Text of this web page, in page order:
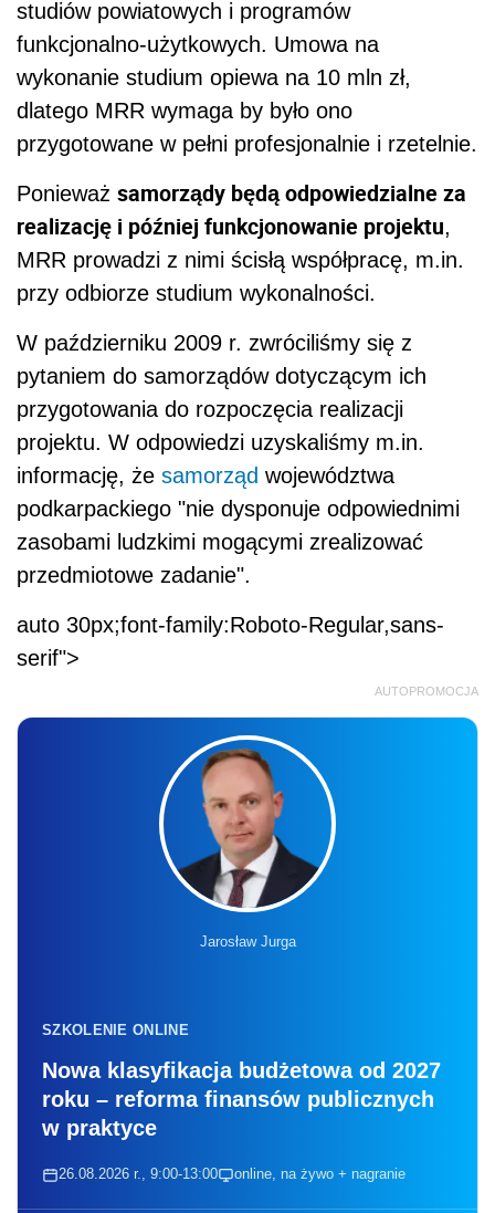
studiów powiatowych i programów
funkcjonalno-użytkowych. Umowa na
wykonanie studium opiewa na 10 mln zł,
dlatego MRR wymaga by było ono
przygotowane w pełni profesjonalnie i rzetelnie.
Ponieważ samorządy będą odpowiedzialne za
realizację i później funkcjonowanie projektu,
MRR prowadzi z nimi ścisłą współpracę, m.in.
przy odbiorze studium wykonalności.
W październiku 2009 r. zwróciliśmy się z
pytaniem do samorządów dotyczącym ich
przygotowania do rozpoczęcia realizacji
projektu. W odpowiedzi uzyskaliśmy m.in.
informację, że samorząd województwa
podkarpackiego "nie dysponuje odpowiednimi
zasobami ludzkimi mogącymi zrealizować
przedmiotowe zadanie".
auto 30px;font-family:Roboto-Regular,sans-
serif">
AUTOPROMOCJA
Jarosław Jurga
SZKOLENIE ONLINE
Nowa klasyfikacja budżetowa od 2027
roku – reforma finansów publicznych
w praktyce
26.08.2026 r., 9:00-13:00 online, na żywo + nagranie